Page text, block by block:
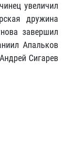
увеличил
дружина
завершил
Апальков
Сигарев